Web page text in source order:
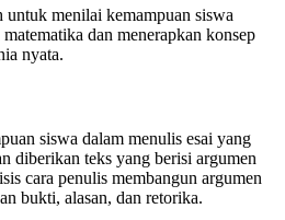
menilai kemampuan siswa
dan menerapkan konsep
nyata.
siswa dalam menulis esai yang
diberikan teks yang berisi argumen
cara penulis membangun argumen
bukti, alasan, dan retorika.